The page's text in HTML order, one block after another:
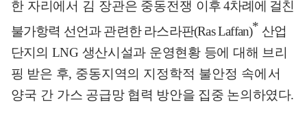
한 자리에서 김 장관은 중동전쟁 이후4차례에 걸친
불가항력 선언과 관련한 라스라판(Ras Laffan)* 산업
단지의 LNG 생산시설과 운영현황 등에 대해 브리
핑 받은 후, 중동지역의 지정학적 불안정 속에서
양국 간 가스 공급망 협력 방안을 집중 논의하였다.